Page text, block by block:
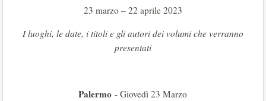
23 marzo – 22 aprile 2023
I luoghi, le date, i titoli e gli autori dei volumi che verranno
presentati
Palermo- Giovedì 23 Marzo